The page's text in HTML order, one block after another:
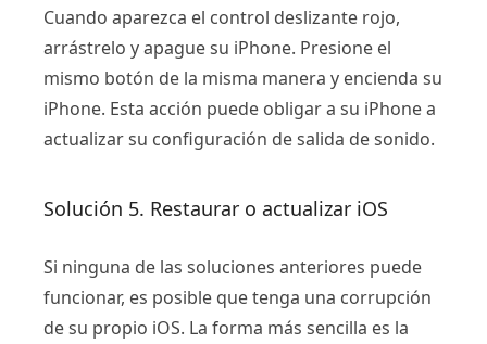
Cuando aparezca el control deslizante rojo,
arrástrelo y apague su iPhone. Presione el
mismo botón de la misma manera y encienda su
iPhone. Esta acción puede obligar a su iPhone a
actualizar su configuración de salida de sonido.
Solución 5. Restaurar o actualizar iOS
Si ninguna de las soluciones anteriores puede
funcionar, es posible que tenga una corrupción
de su propio iOS. La forma más sencilla es la